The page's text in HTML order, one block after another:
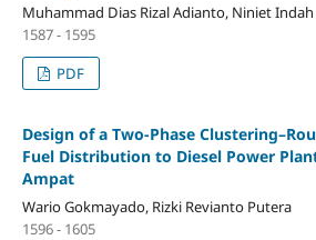
Muhammad Dias Rizal Adianto, Niniet
1587 - 1595
PDF
Design of a Two-Phase
Fuel Distribution to Diesel Power
Ampat
Wario Gokmayado, Rizki Revianto Putera
1596 - 1605